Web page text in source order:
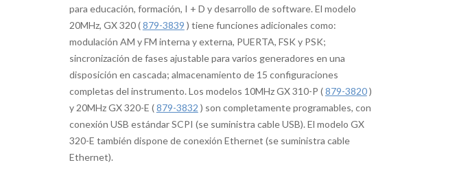
para educación, formación, I + D y desarrollo de software. El modelo
20MHz, GX 320 (879-3839 ) tiene funciones adicionales como:
modulación AM y FM interna y externa, PUERTA, FSK y PSK;
sincronización de fases ajustable para varios generadores en una
disposición en cascada; almacenamiento de 15 configuraciones
completas del instrumento. Los modelos 10MHz GX 310-P (879-3820)
y 20MHz GX 320-E (879-3832 ) son completamente programables, con
conexión USB estándar SCPI (se suministra cable USB). El modelo GX
320-E también dispone de conexión Ethernet (se suministra cable
Ethernet).